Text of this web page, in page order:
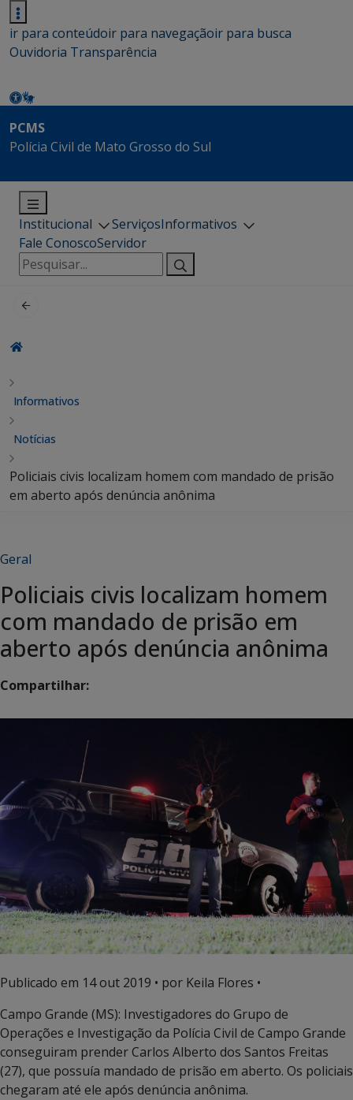
ir para conteúdoir para navegaçãoir para busca
Ouvidoria Transparência
PCMS
Polícia Civil de Mato Grosso do Sul
Institucional ServiçosInformativos
Fale ConoscoServidor
Pesquisar
por:
Informativos
Notícias
Policiais civis localizam homem com mandado de prisão
em aberto após denúncia anônima
Geral
Policiais civis localizam homem
com mandado de prisão em
aberto após denúncia anônima
Compartilhar:
Publicado em 14 out 2019 • por Keila Flores •
Campo Grande (MS): Investigadores do Grupo de
Operações e Investigação da Polícia Civil de Campo Grande
conseguiram prender Carlos Alberto dos Santos Freitas
(27), que possuía mandado de prisão em aberto. Os policiais
chegaram até ele após denúncia anônima.